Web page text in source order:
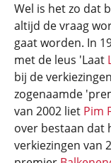
Wel is het zo dat
altijd de vraag
gaat worden. In
met de leus 'Laat
bij de
zogenaamde
van 2002 liet Pim
over bestaan dat
verkiezingen van